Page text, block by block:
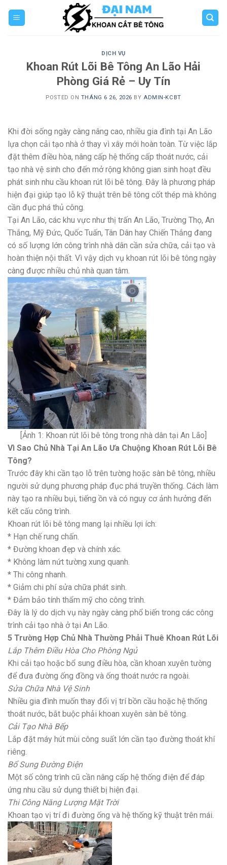
DỊCH VỤ
Khoan Rút Lõi Bê Tông An Lão Hải
Phòng Giá Rẻ – Uy Tín
POSTED ON THÁNG 6 26, 2026 BYADMIN-KCBT
Khi đời sống ngày càng nâng cao, nhiều gia đình tại An Lão
lựa chọn cải tạo nhà ở thay vì xây mới hoàn toàn. Từ việc lắp
đặt thêm điều hòa, nâng cấp hệ thống cấp thoát nước, cải
tạo nhà vệ sinh cho đến mở rộng không gian sinh hoạt đều
phát sinh nhu cầu khoan rút lõi bê tông. Đây là phương pháp
hiện đại giúp tạo lỗ kỹ thuật trên bê tông cốt thép mà không
cần đục phá thủ công.
Tại An Lão, các khu vực như thị trấn An Lão, Trường Thọ, An
Thắng, Mỹ Đức, Quốc Tuấn, Tân Dân hay Chiến Thắng đang
có số lượng lớn công trình nhà dân cần sửa chữa, cải tạo và
hoàn thiện nội thất. Vì vậy dịch vụ khoan rút lõi bê tông ngày
càng được nhiều chủ nhà quan tâm.
[Ảnh 1: Khoan rút lõi bê tông trong nhà dân tại An Lão]
Vì Sao Chủ Nhà Tại An Lão Ưa Chuộng Khoan Rút Lõi Bê
Tông?
Trước đây khi cần tạo lỗ trên tường hoặc sàn bê tông, nhiều
người sử dụng phương pháp đục phá truyền thống. Cách làm
này tạo ra nhiều bụi, tiếng ồn và có nguy cơ ảnh hưởng đến
kết cấu công trình.
Khoan rút lõi bê tông mang lại nhiều lợi ích:
* Hạn chế rung chấn.
* Đường khoan đẹp và chính xác.
* Không làm nứt tường xung quanh.
* Thi công nhanh.
* Giảm chi phí sửa chữa phát sinh.
* Đảm bảo tính thẩm mỹ cho công trình.
Đây là lý do dịch vụ này ngày càng phổ biến trong các công
trình cải tạo nhà ở tại An Lão.
5 Trường Hợp Chủ Nhà Thường Phải Thuê Khoan Rút Lõi
Lắp Thêm Điều Hòa Cho Phòng Ngủ
Khi cải tạo hoặc bổ sung điều hòa, cần khoan xuyên tường
để đưa đường ống đồng và ống thoát nước ra ngoài.
Sửa Chữa Nhà Vệ Sinh
Nhiều gia đình muốn thay đổi vị trí bồn cầu hoặc hệ thống
thoát nước, bắt buộc phải khoan xuyên sàn bê tông.
Cải Tạo Nhà Bếp
Lắp đặt máy hút mùi công suất lớn cần tạo đường thoát khí
riêng.
Bổ Sung Đường Điện
Một số công trình cũ cần nâng cấp hệ thống điện để đáp
ứng nhu cầu sử dụng thiết bị hiện đại.
Thi Công Năng Lượng Mặt Trời
Khoan tạo vị trí đi đường ống và hệ thống kỹ thuật trên mái.